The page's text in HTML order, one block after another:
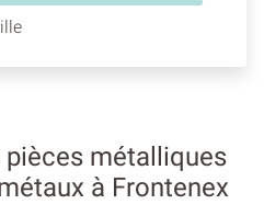
métalliques
à Frontenex